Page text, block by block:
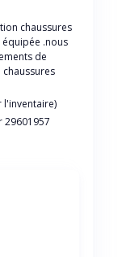
chaussures
équipée .nous
de
l'inventaire)